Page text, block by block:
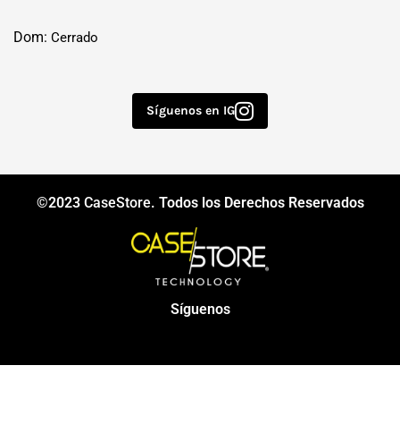
Dom: Cerrado
Síguenos en IG
©2023 CaseStore. Todos los Derechos Reservados
Síguenos